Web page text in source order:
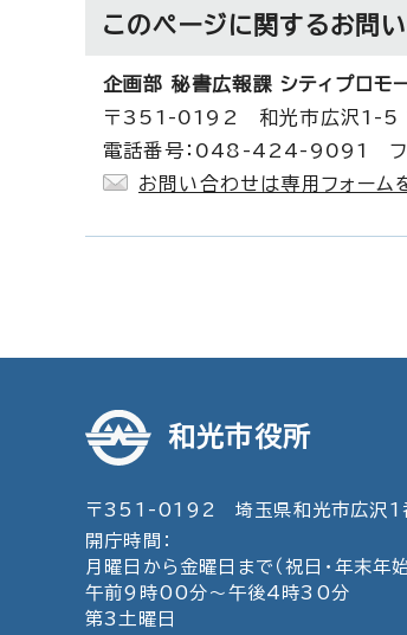
このページに関するお問
企画部 秘書広報課 シティプロモ
〒351-0192 和光市広沢1-5
電話番号：048-424-9091
お問い合わせは専用フォーム
和光市役所
〒351-0192 埼玉県和光市広沢1
開庁時間：
月曜日から金曜日まで（祝日・年末年
午前9時00分～午後4時30分
第3土曜日